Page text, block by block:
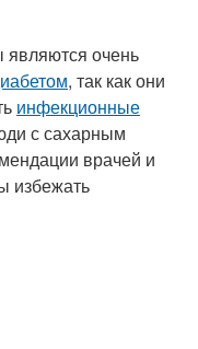
являются очень
, так как они
инфекционные
с сахарным
врачей и
избежать